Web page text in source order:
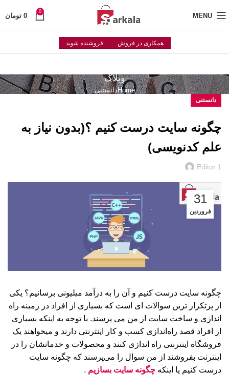
MENU
0
0 تومان
همکاری در فروش فروشنده شوید
وبلاگ
Homeدانستنی
دانستنی
چگونه سایت درست کنیم ؟(بدون نیاز به
علم کدنویسی)
Editor.1
31
فروردین
چگونه سایت درست کنیم و آن را به درآمد میلیونی برسانیم؟ یکی
از پرتکرار ترین سوالات ای است که بسیاری از افراد در زمینه راه
اندازی و ساخت سایت از من می پرسند. با توجه به اینکه بسیاری
از افراد قصد راه‌اندازی کسب و کار اینترنتی دارند و میخواهند یک
فروشگاه اینترنتی راه اندازی کنند و محصولات و خدماتشان را در
اینترنت بفروشند از من سوال را می‌پرسند که چگونه سایت
درست کنیم یا اینکه چگونه سایت بسازیم .